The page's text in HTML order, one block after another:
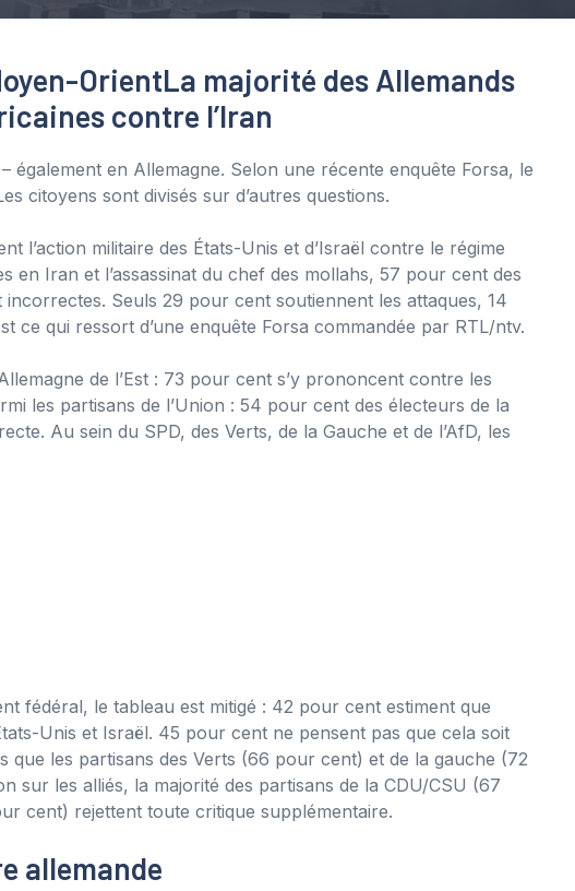
OrientLa majorité des Allemands
contre l’Iran
également en Allemagne. Selon une récente enquête Forsa, le
citoyens sont divisés sur d’autres questions.
l’action militaire des États-Unis et d’Israël contre le régime
en Iran et l’assassinat du chef des mollahs, 57 pour cent des
Seuls 29 pour cent soutiennent les attaques, 14
ce qui ressort d’une enquête Forsa commandée par RTL/ntv.
de l’Est : 73 pour cent s’y prononcent contre les
les partisans de l’Union : 54 pour cent des électeurs de la
Au sein du SPD, des Verts, de la Gauche et de l’AfD, les
fédéral, le tableau est mitigé : 42 pour cent estiment que
Unis et Israël. 45 pour cent ne pensent pas que cela soit
que les partisans des Verts (66 pour cent) et de la gauche (72
sur les alliés, la majorité des partisans de la CDU/CSU (67
cent) rejettent toute critique supplémentaire.
allemande